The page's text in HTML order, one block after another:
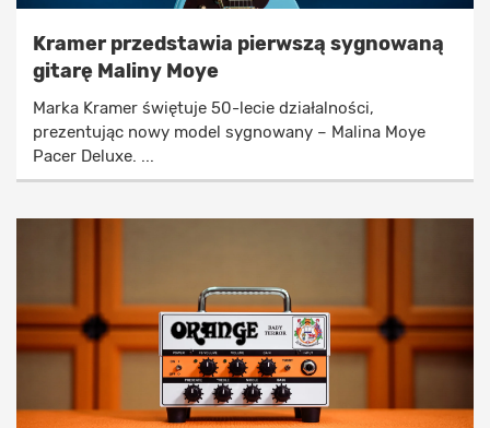
Kramer przedstawia pierwszą sygnowaną
gitarę Maliny Moye
Marka Kramer świętuje 50-lecie działalności,
prezentując nowy model sygnowany – Malina Moye
Pacer Deluxe. ...